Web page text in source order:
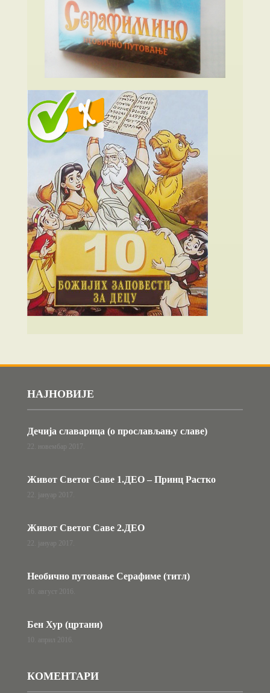
НАЈНОВИЈЕ
Дечија славарица (о прослављању славе)
22. новембар 2017.
Живот Светог Саве 1.ДЕО – Принц Растко
22. јануар 2017.
Живот Светог Саве 2.ДЕО
22. јануар 2017.
Необично путовање Серафиме (титл)
16. август 2016.
Бен Хур (цртани)
10. април 2016.
КОМЕНТАРИ